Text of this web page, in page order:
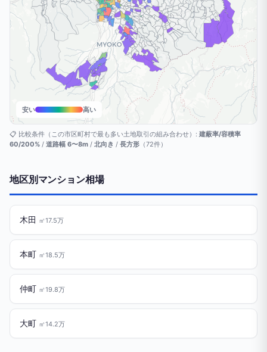
安い 高い
📋 比較条件（この市区町村で最も多い土地取引の組み合わせ）: 建蔽率/容積率
60/200% / 道路幅 6〜8m / 北向き / 長方形 （72件）
地区別マンション相場
木田 ㎡17.5万
本町 ㎡18.5万
仲町 ㎡19.8万
大町 ㎡14.2万